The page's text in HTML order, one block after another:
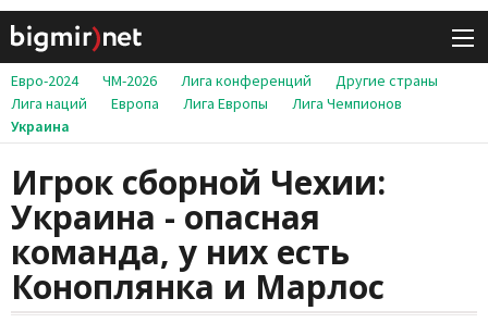
Евро-2024 ЧМ-2026 Лига конференций
Другие страны
Лига наций
Европа Лига Европы
Лига Чемпионов
Украина
Игрок сборной Чехии:
Украина - опасная
команда, у них есть
Коноплянка и Марлос